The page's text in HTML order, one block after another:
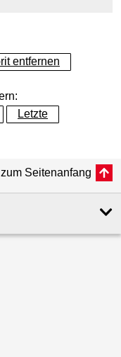
entfernen
Letzte
zum Seitenanfang